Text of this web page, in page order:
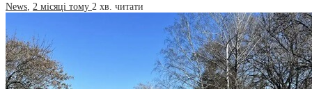
News 2 місяці тому 2 хв. читати